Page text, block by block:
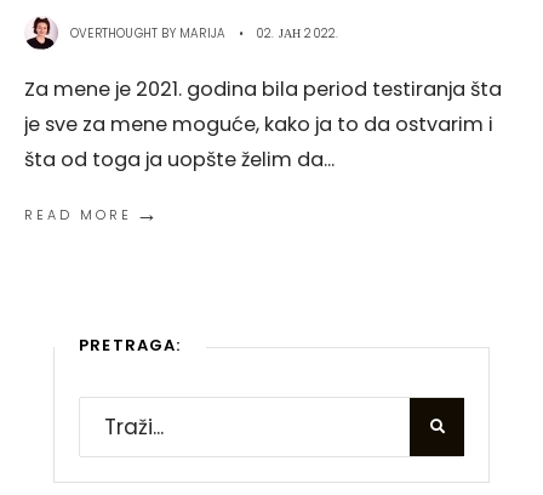
OVERTHOUGHT BY MARIJA • 02. ЈАН 2022.
Za mene je 2021. godina bila period testiranja šta
je sve za mene moguće, kako ja to da ostvarim i
šta od toga ja uopšte želim da...
READ MORE →
PRETRAGA: